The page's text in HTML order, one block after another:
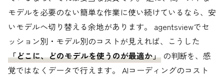
モデルを必要のない簡単な作業に使い続けているなら、安
いモデルへ切り替える余地があります。 agentsviewでセ
ッション別・モデル別のコストが見えれば、こうした
「どこに、どのモデルを使うのが最適か」 の判断を、感
覚ではなくデータで行えます。 AIコーディングのコスト